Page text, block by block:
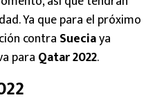
Ya que para el próximo
contra Sueciaya
para Qatar 2022.